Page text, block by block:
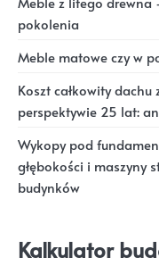
pokolenia
Meble matowe czy w
Koszt całkowity
perspektywie 25 lat:
Wykopy pod
głębokości i maszyny
budynków
Kalkulator